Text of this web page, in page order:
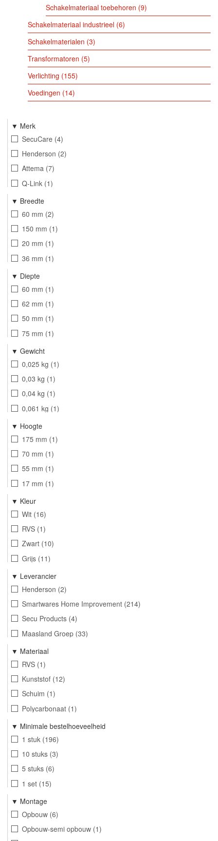
Schakelmateriaal toebehoren 9
Schakelmateriaal industrieel 6
Schakelmaterialen 3
Transformatoren 5
Verlichting 155
Voedingen 14
Merk
SecuCare 4
Henderson 2
Attema 7
Q-Link 1
ABL 4
Berker 86
Peha 9
Busch-Jaeger
Jung 33
Gira
Maasland Security
SHI 29
Deltafix
2
QlinQ
2
Breedte
60 mm 2
150 mm 1
20 mm 1
36 mm 1
93 mm
92 mm 1
87 mm 1
94 mm 1
168 mm 1
Diepte
60 mm 1
62 mm 1
50 mm 1
75 mm 1
27 mm
Gewicht
0,025 kg 1
0,03 kg 1
0,04 kg 1
0,061 kg 1
Hoogte
175 mm 1
70 mm 1
55 mm 1
17 mm 1
87 mm
174 mm
92 mm
112 mm 2
Kleur
Wit 16
RVS 1
Zwart 10
Grijs 11
Rood 2
Groen 5
Lichtgevend groen 1
Transparant 7
Zilver 2
Zilvergrijs
Crème
Polarwit 105
Leverancier
Henderson 2
Smartwares Home Improvement 214
Secu Products 4
Maasland Groep 33
Deltafix International
ASF Fischer
Materiaal
RVS 1
Kunststof 12
Schuim 1
Polycarbonaat 1
Minimale bestelhoeveelheid
1 stuk 196
10 stuks 3
5 stuks 6
1 set 15
Montage
Opbouw 6
Opbouw-semi opbouw 1